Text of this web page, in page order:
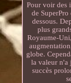
Pour voir des
de
dessous.
plus
Royaume-
globe.
la valeur n'a
succès